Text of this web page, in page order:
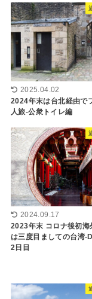
2025.04.02
2024年末は台北経由で
人旅-公衆トイレ編
2024.09.17
2023年末 コロナ後初海
は三度目ましての台湾-
2日目